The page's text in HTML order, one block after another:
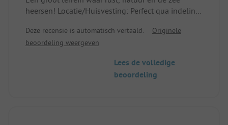
heersen! Locatie/Huisvesting: Perfect qua indeling,
van netheid. Het terras is een niet te verwaarlozen
pluspunt!
Deze recensie is automatisch vertaald.
Originele
beoordeling weergeven
Lees de volledige
beoordeling